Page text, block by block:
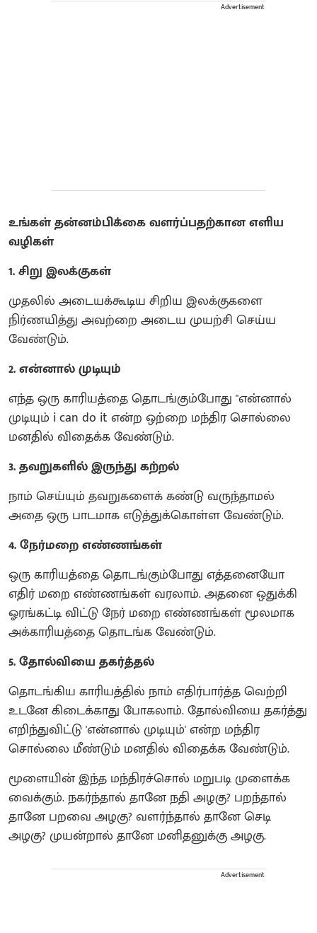
Advertisement
உங்கள் தன்னம்பிக்கை வளர்ப்பதற்கான எளிய
வழிகள்
1. சிறு இலக்குகள்
முதலில் அடையக்கூடிய சிறிய இலக்குகளை
நிர்ணயித்து அவற்றை அடைய முயற்சி செய்ய
வேண்டும்.
2. என்னால் முடியும்
எந்த ஒரு காரியத்தை தொடங்கும்போது "என்னால்
முடியும் i can do it என்ற ஒற்றை மந்திர சொல்லை
மனதில் விதைக்க வேண்டும்.
3. தவறுகளில் இருந்து கற்றல்
நாம் செய்யும் தவறுகளைக் கண்டு வருந்தாமல்
அதை ஒரு பாடமாக எடுத்துக்கொள்ள வேண்டும்.
4. நேர்மறை எண்ணங்கள்
ஒரு காரியத்தை தொடங்கும்போது எத்தனையோ
எதிர் மறை எண்ணங்கள் வரலாம். அதனை ஒதுக்கி
ஓரங்கட்டி விட்டு நேர் மறை எண்ணங்கள் மூலமாக
அக்காரியத்தை தொடங்க வேண்டும்.
5. தோல்வியை தகர்த்தல்
தொடங்கிய காரியத்தில் நாம் எதிர்பார்த்த வெற்றி
உடனே கிடைக்காது போகலாம். தோல்வியை தகர்த்து
எறிந்துவிட்டு 'என்னால் முடியும்' என்ற மந்திர
சொல்லை மீண்டும் மனதில் விதைக்க வேண்டும்.
மூளையின் இந்த மந்திரச்சொல் மறுபடி முளைக்க
வைக்கும். நகர்ந்தால் தானே நதி அழகு? பறந்தால்
தானே பறவை அழகு? வளர்ந்தால் தானே செடி
அழகு? முயன்றால் தானே மனிதனுக்கு அழகு.
Advertisement